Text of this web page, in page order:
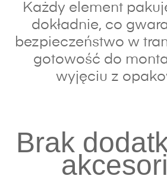
Każdy element
dokładnie, co
bezpieczeństwo w
gotowość do
wyjęciu z
Brak